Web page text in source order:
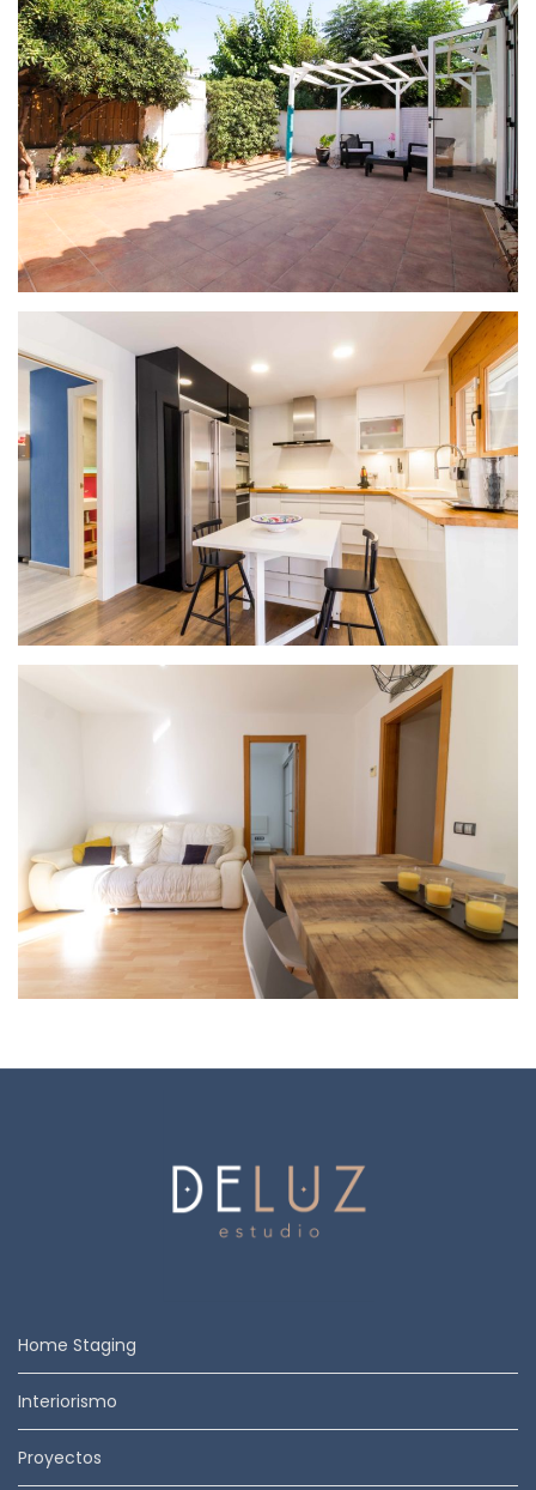
PROYECTO PROMENADE
PROYECTO MODERN
Home Staging
Interiorismo
Proyectos